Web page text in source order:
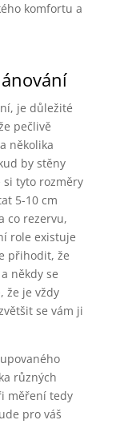
komfortu a
je důležité
pečlivě
několika
by stěny
si tyto rozměry
5-10 cm
co rezervu,
role existuje
přihodit, že
někdy se
že je vždy
se vám ji
různých
měření tedy
pro váš